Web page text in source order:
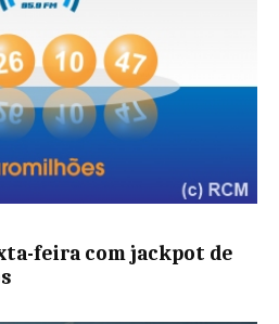
feira com jackpot de